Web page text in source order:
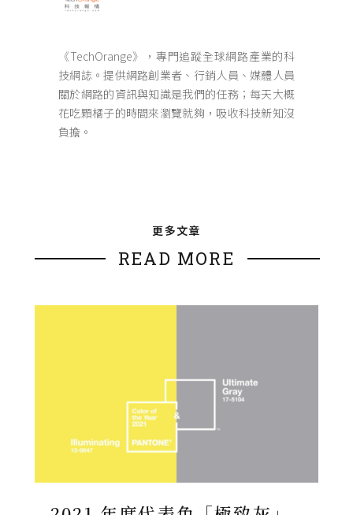
《TechOrange》，專門追蹤全球網路產業的科
技網誌。提供網路創業者、行銷人員、媒體人員
關於網路的資訊與知識是我們的任務；每天大概
花吃顆橘子的時間來瀏覽就夠，吸收科技新知沒
負擔。
更多文章
READ MORE